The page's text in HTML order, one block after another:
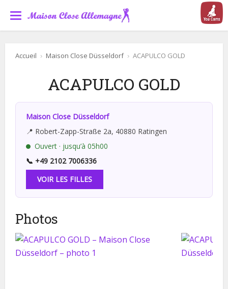
Accueil › Maison Close Düsseldorf › ACAPULCO GOLD
ACAPULCO GOLD
Maison Close Düsseldorf
📍 Robert-Zapp-Straße 2a, 40880 Ratingen
Ouvert · jusqu’à 05h00
📞 +49 2102 7006336
VOIR LES FILLES
Photos